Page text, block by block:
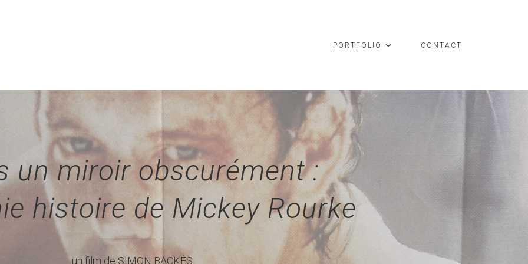
PORTFOLIO CONTACT
un miroir obscurément :
histoire de Mickey Rourke
un film de SIMON BACKÈS